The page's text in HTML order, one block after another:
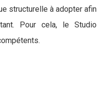
structurelle à adopter afin
Pour cela, le Studio